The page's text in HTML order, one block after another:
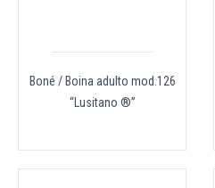
Boné / Boina adulto mod.126
“Lusitano ®”